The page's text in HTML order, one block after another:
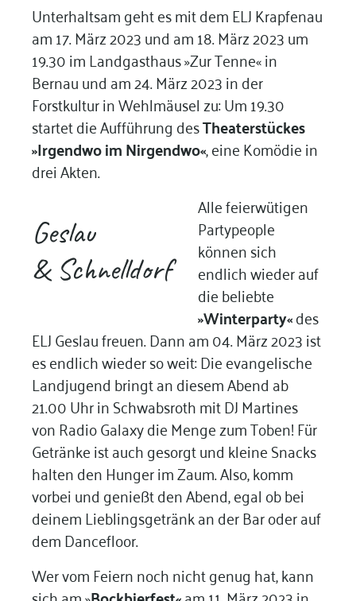
Unterhaltsam geht es mit dem ELJ Krapfenau
am 17. März 2023 und am 18. März 2023 um
19.30 im Landgasthaus »Zur Tenne« in
Bernau und am 24. März 2023 in der
Forstkultur in Wehlmäusel zu: Um 19.30
startet die Aufführung desTheaterstückes
»Irgendwo im Nirgendwo«, eine Komödie in
drei Akten.
Geslau
& Schnelldorf
Alle feierwütigen
Partypeople
können sich
endlich wieder auf
die beliebte
»Winterparty«des
ELJ Geslau freuen. Dann am 04. März 2023 ist
es endlich wieder so weit: Die evangelische
Landjugend bringt an diesem Abend ab
21.00 Uhr in Schwabsroth mit DJ Martines
von Radio Galaxy die Menge zum Toben! Für
Getränke ist auch gesorgt und kleine Snacks
halten den Hunger im Zaum. Also, komm
vorbei und genießt den Abend, egal ob bei
deinem Lieblingsgetränk an der Bar oder auf
dem Dancefloor.
Wer vom Feiern noch nicht genug hat, kann